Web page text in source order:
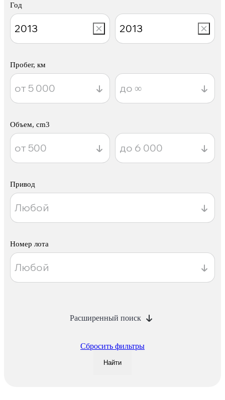
Год
Пробег, км
Объем, cm3
Привод
Номер лота
Расширенный поиск
Сбросить фильтры
Найти